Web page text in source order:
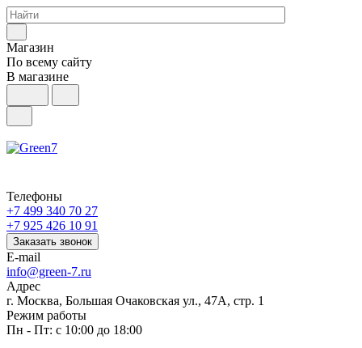
Магазин
По всему сайту
В магазине
Телефоны
+7 499 340 70 27
+7 925 426 10 91
Заказать звонок
E-mail
info@green-7.ru
Адрес
г. Москва, Большая Очаковская ул., 47А, стр. 1
Режим работы
Пн - Пт: с 10:00 до 18:00